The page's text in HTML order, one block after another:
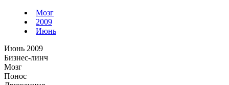
Мозг
2009
Июнь
Июнь 2009
Бизнес-линч
Мозг
Понос